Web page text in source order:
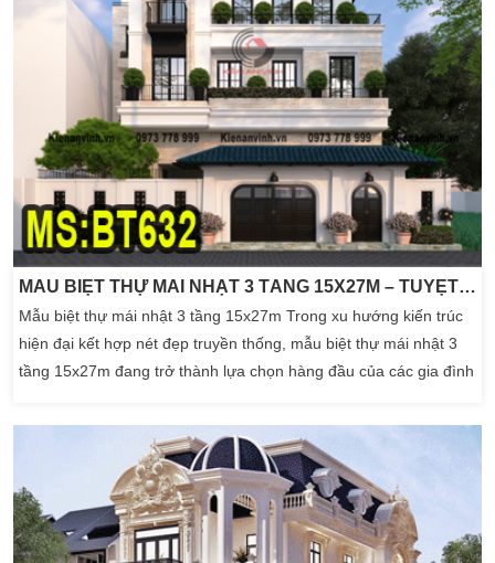
MẪU BIỆT THỰ MÁI NHẬT 3 TẦNG 15X27M – TUYỆT TÁC KIẾN TRÚC ĐẲNG CẤP
Mẫu biệt thự mái nhật 3 tầng 15x27m Trong xu hướng kiến trúc
hiện đại kết hợp nét đẹp truyền thống, mẫu biệt thự mái nhật 3
tầng 15x27m đang trở thành lựa chọn hàng đầu của các gia đình
không gian sống tiện nghi, mẫu biệt thự này không chỉ là nơi ở
mà còn là biểu tượng của […]